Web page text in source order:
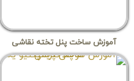
آموزش ساخت پنل تخته نقاشی